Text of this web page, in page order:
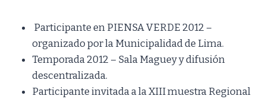
Participante en PIENSA VERDE 2012 –
organizado por la Municipalidad de Lima.
Temporada 2012 – Sala Maguey y difusión
descentralizada.
Participante invitada a la XIII muestra Regional